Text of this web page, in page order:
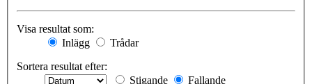
Visa resultat som:
Inlägg
Trådar
Sortera resultat efter:
Stigande
Fallande